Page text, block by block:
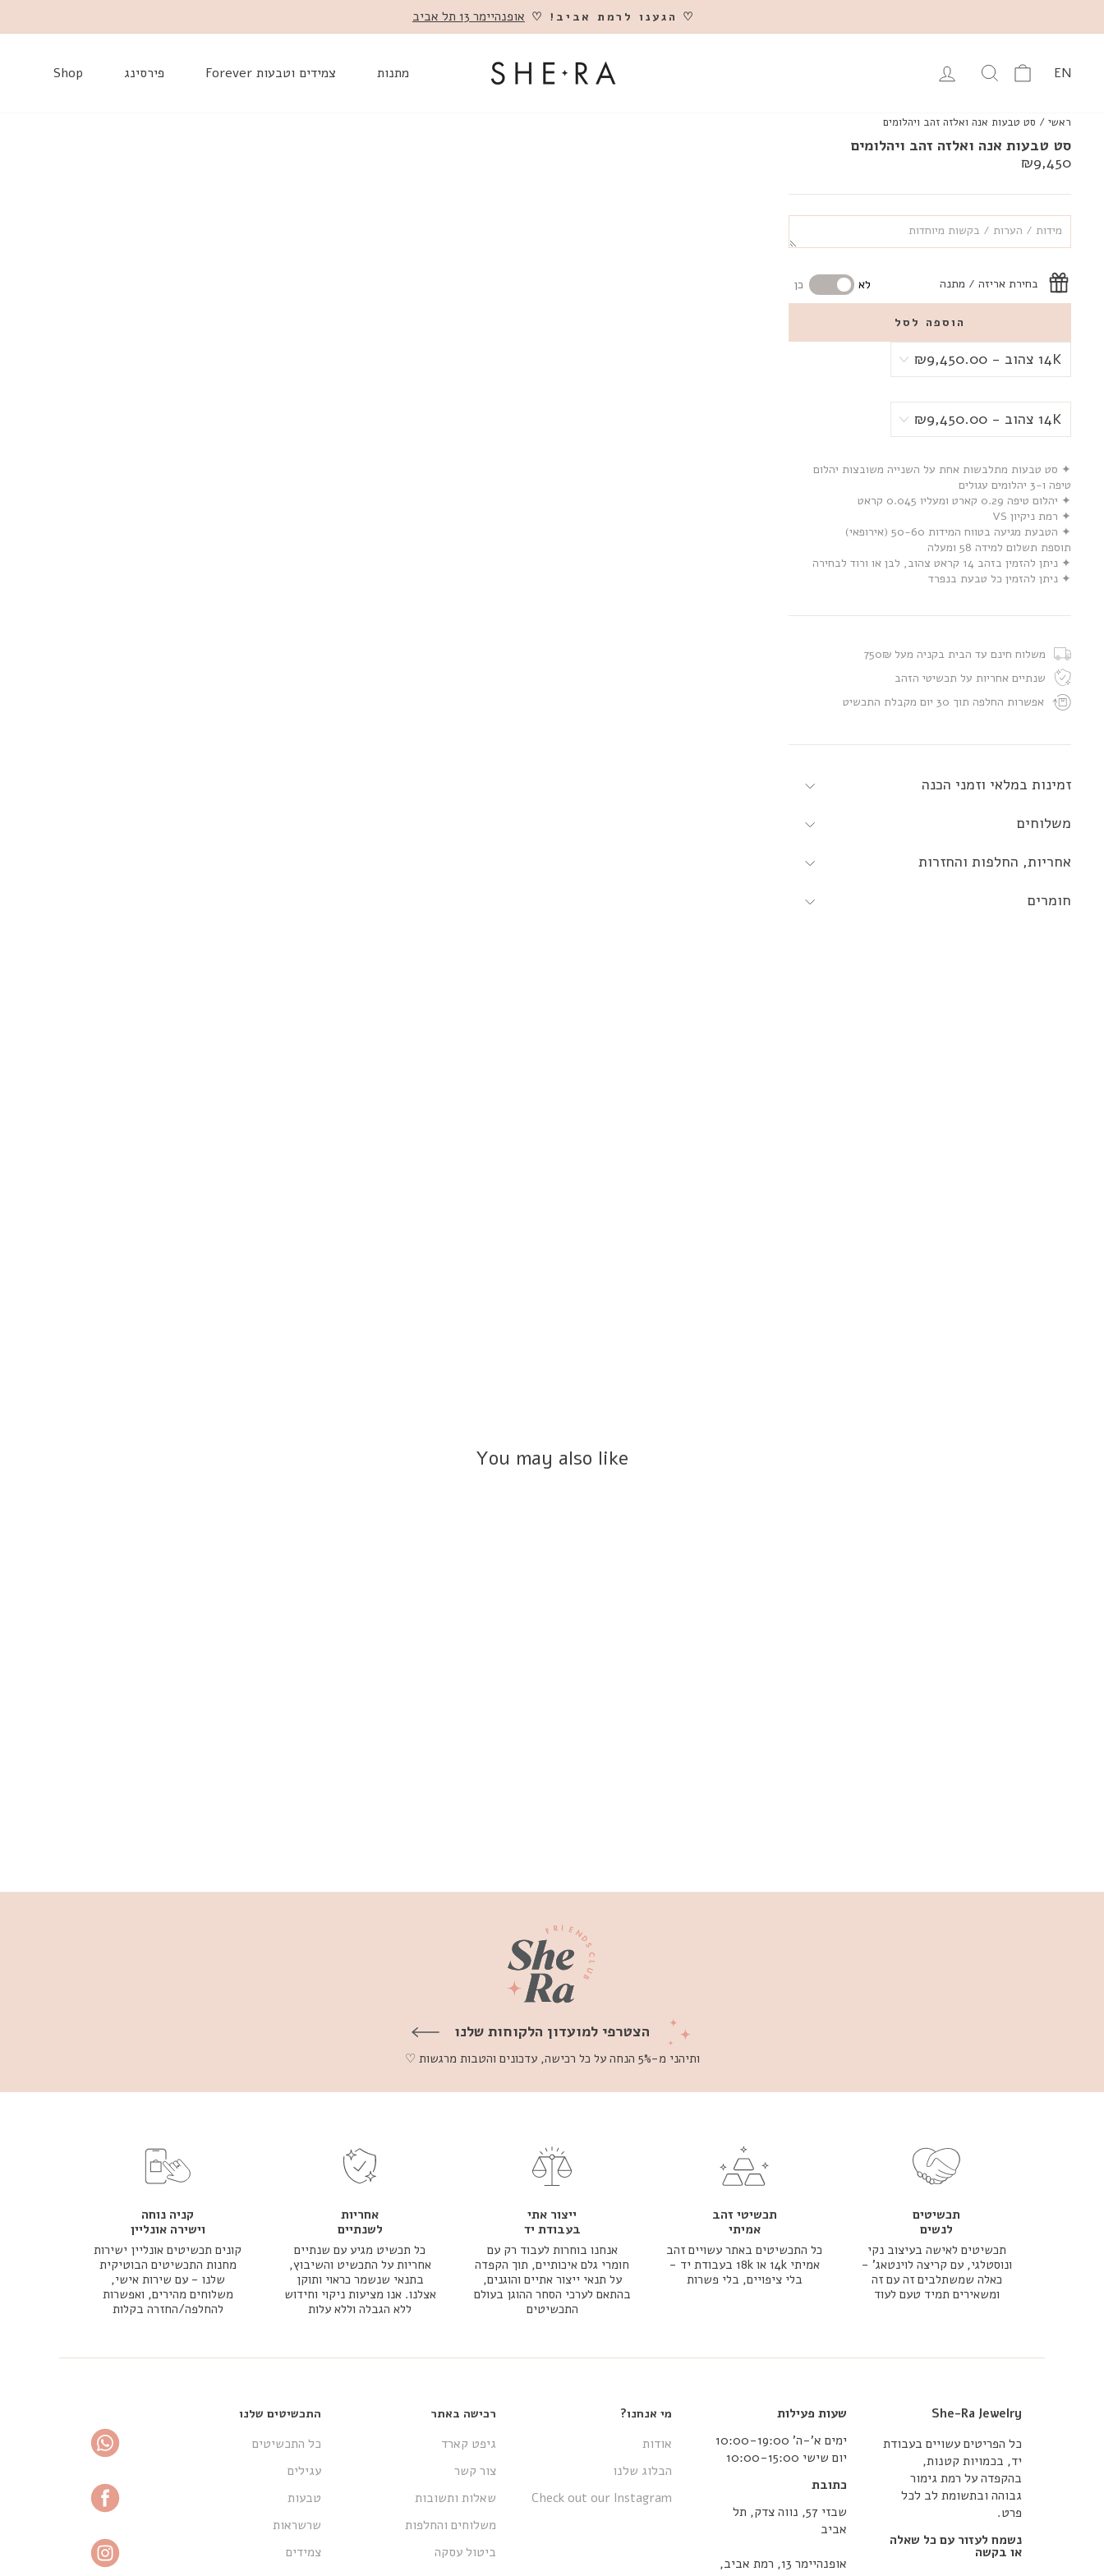
השהה
♡ הגענו לרמת אביב! ♡ אופנהיימר 13 תל אביב
מתנות צמידים וטבעות Forever פירסינג Shop התחבר מוצרים באתר
עגלהEN
ראשי / סט טבעות אנה ואלזה זהב ויהלומים
סט טבעות אנה ואלזה זהב ויהלומים
מחיר
₪9,450
בחירת אריזה / מתנה לא כן
הוספה לסל
✦ סט טבעות מתלבשות אחת על השנייה משובצות יהלום
טיפה ו-3 יהלומים עגולים
✦ יהלום טיפה 0.29 קארט ומעליו 0.045 קראט
✦ רמת ניקיון VS
✦ הטבעת מגיעה בטווח המידות 50-60 (אירופאי)
תוספת תשלום למידה 58 ומעלה
✦ ניתן להזמין בזהב 14 קראט צהוב, לבן או ורוד לבחירה
✦ ניתן להזמין כל טבעת בנפרד
משלוח חינם עד הבית בקניה מעל 750₪
שנתיים אחריות על תכשיטי הזהב
אפשרות החלפה תוך 30 יום מקבלת התכשיט
זמינות במלאי וזמני הכנה
משלוחים
אחריות, החלפות והחזרות
חומרים
You may also like
הצטרפי למועדון הלקוחות שלנו
ותיהני מ-5% הנחה על כל רכישה, עדכונים והטבות מרגשות ♡
תכשיטים
לנשים
תכשיטים לאישה בעיצוב נקי
ונוסטלגי, עם קריצה לוינטאג' -
כאלה שמשתלבים זה עם זה
ומשאירים תמיד טעם לעוד
תכשיטי זהב
אמיתי
כל התכשיטים באתר עשויים זהב
אמיתי 14k או 18k בעבודת יד -
בלי ציפויים, בלי פשרות
ייצור אתי
בעבודת יד
אנחנו בוחרות לעבוד רק עם
חומרי גלם איכותיים, תוך הקפדה
על תנאי ייצור אתיים והוגנים,
בהתאם לערכי הסחר ההוגן בעולם
התכשיטים
אחריות
לשנתיים
כל תכשיט מגיע עם שנתיים
אחריות על התכשיט והשיבוץ,
בתנאי שנשמר כראוי ותוקן
אצלנו. אנו מציעות ניקוי וחידוש
ללא הגבלה וללא עלות
קניה נוחה
וישירה אונליין
קונים תכשיטים אונליין ישירות
מחנות התכשיטים הבוטיקית
שלנו - עם שירות אישי,
משלוחים מהירים, ואפשרות
להחלפה/החזרה בקלות
She-Ra Jewelry
כל הפריטים עשויים בעבודת
יד, בכמויות קטנות,
בהקפדה על רמת גימור
גבוהה ובתשומת לב לכל
פרט.
נשמח לעזור עם כל שאלה
או בקשה
שעות פעילות
ימים א’-ה’ 10:00-19:00
יום שישי 10:00-15:00
כתובת
שבזי 57, נווה צדק, תל
אביב
אופנהיימר 13, רמת אביב,
מי אנחנו?
אודות
הבלוג שלנו
Check out our Instagram
רכישה באתר
גיפט קארד
צור קשר
שאלות ותשובות
משלוחים והחלפות
ביטול עסקה
התכשיטים שלנו
כל התכשיטים
עגילים
טבעות
שרשראות
צמידים